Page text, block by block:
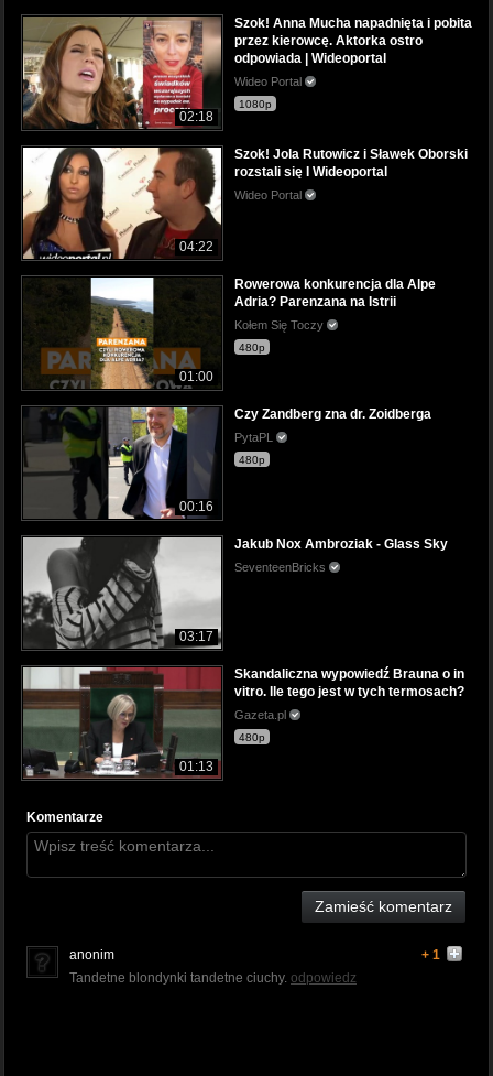
02:18
Szok! Anna Mucha napadnięta i pobita
przez kierowcę. Aktorka ostro
odpowiada | Wideoportal
Wideo Portal
1080p
04:22
Szok! Jola Rutowicz i Sławek Oborski
rozstali się I Wideoportal
Wideo Portal
01:00
Rowerowa konkurencja dla Alpe
Adria? Parenzana na Istrii
Kołem Się Toczy
480p
00:16
Czy Zandberg zna dr. Zoidberga
PytaPL
480p
03:17
Jakub Nox Ambroziak - Glass Sky
SeventeenBricks
01:13
Skandaliczna wypowiedź Brauna o in
vitro. Ile tego jest w tych termosach?
Gazeta.pl
480p
Komentarze
Zamieść komentarz
anonim
+ 1
Tandetne blondynki tandetne ciuchy. odpowiedz